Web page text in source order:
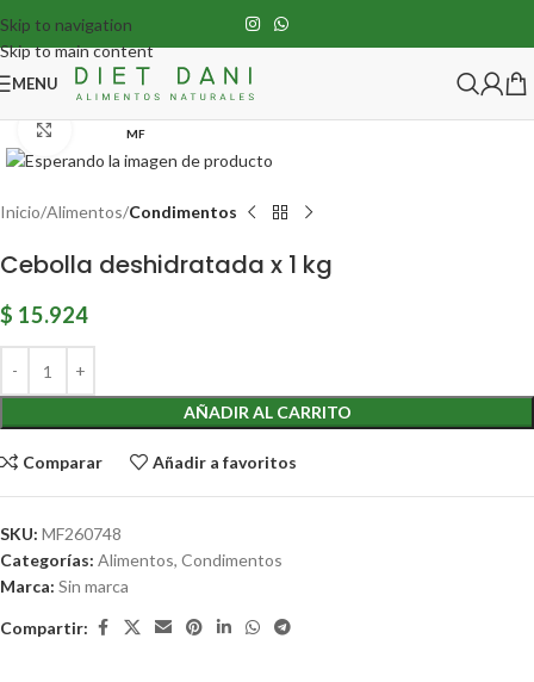
Skip to navigation
Skip to main content
MENU
MF
Click para agrandar
Inicio Alimentos Condimentos
Cebolla deshidratada x 1 kg
$ 15.924
AÑADIR AL CARRITO
Comparar Añadir a favoritos
SKU: MF260748
Categorías: Alimentos, Condimentos
Marca: Sin marca
Compartir: